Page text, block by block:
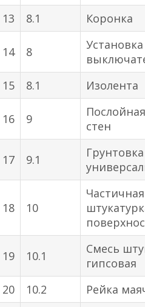
13 8.1 Коронка
14 8
15 8.1 Изолента
16 9
стен
17 9.1
18 10
Частичная
19 10.1
Смесь
гипсовая
20 10.2 Рейка